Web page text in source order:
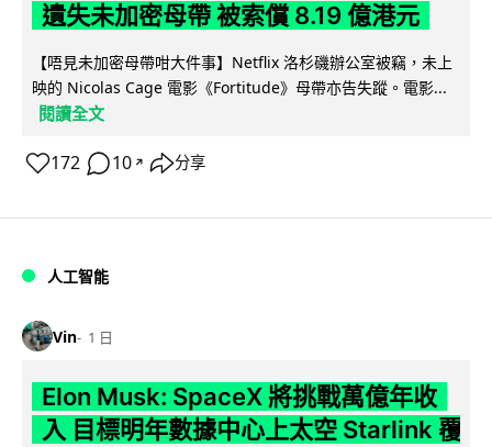
遺失未加密母帶 被索償 8.19 億港元
【唔見未加密母帶咁大件事】Netflix 洛杉磯辦公室被竊，未上
映的 Nicolas Cage 電影《Fortitude》母帶亦告失蹤。電影...
閱讀全文
172 10 ↗ 分享
人工智能
Vin 1 日
Elon Musk: SpaceX 將挑戰萬億年收
入 目標明年數據中心上太空 Starlink 覆